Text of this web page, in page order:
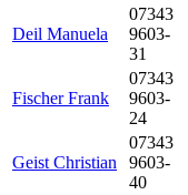
Deil Manuela
07343
9603-
31
Fischer Frank
07343
9603-
24
Geist Christian
07343
9603-
40